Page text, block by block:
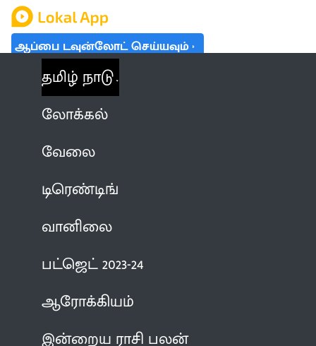
ஆப்பை டவுன்லோட் செய்யவும்
தமிழ் நாடு
லோக்கல்
வேலை
டிரெண்டிங்
வானிலை
பட்ஜெட் 2023-24
ஆரோக்கியம்
இன்றைய ராசி பலன்